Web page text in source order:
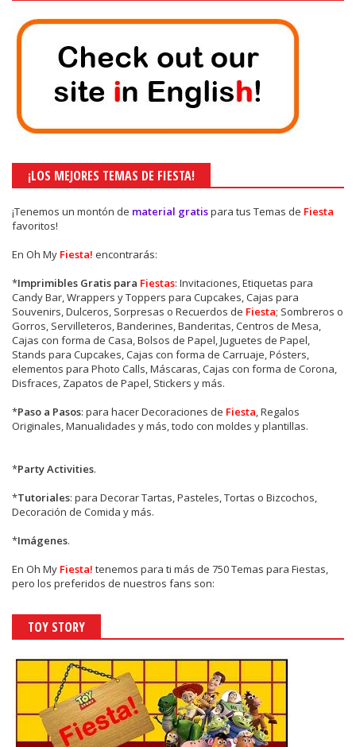
¡LOS MEJORES TEMAS DE FIESTA!
¡Tenemos un montón de material gratispara tus Temas de Fiesta
favoritos!
En Oh My Fiesta! encontrarás:
*Imprimibles Gratis para Fiestas: Invitaciones, Etiquetas para
Candy Bar, Wrappers y Toppers para Cupcakes, Cajas para
Souvenirs, Dulceros, Sorpresas o Recuerdos de Fiesta; Sombreros o
Gorros, Servilleteros, Banderines, Banderitas, Centros de Mesa,
Cajas con forma de Casa, Bolsos de Papel, Juguetes de Papel,
Stands para Cupcakes, Cajas con forma de Carruaje, Pósters,
elementos para Photo Calls, Máscaras, Cajas con forma de Corona,
Disfraces, Zapatos de Papel, Stickers y más.
*Paso a Pasos: para hacer Decoraciones de Fiesta, Regalos
Originales, Manualidades y más, todo con moldes y plantillas.
*Party Activities.
*Tutoriales: para Decorar Tartas, Pasteles, Tortas o Bizcochos,
Decoración de Comida y más.
*Imágenes.
En Oh My Fiesta! tenemos para ti más de 750 Temas para Fiestas,
pero los preferidos de nuestros fans son:
TOY STORY